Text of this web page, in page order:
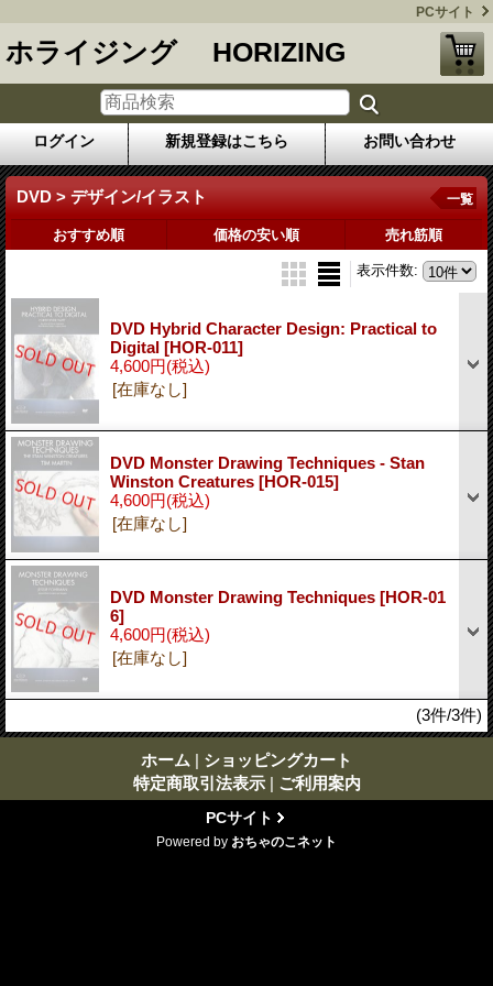
PCサイト
ホライジング HORIZING
ログイン 新規登録はこちら お問い合わせ
DVD > デザイン/イラスト 一覧
おすすめ順 価格の安い順 売れ筋順
表示件数:
DVD Hybrid Character Design: Practical to
Digital [HOR-011]
4,600円(税込)
[在庫なし]
DVD Monster Drawing Techniques - Stan
Winston Creatures [HOR-015]
4,600円(税込)
[在庫なし]
DVD Monster Drawing Techniques [HOR-01
6]
4,600円(税込)
[在庫なし]
(3件/3件)
ホーム | ショッピングカート
特定商取引法表示 | ご利用案内
PCサイト
Powered by おちゃのこネット